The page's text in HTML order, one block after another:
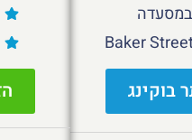
במסעדה
בוקינג